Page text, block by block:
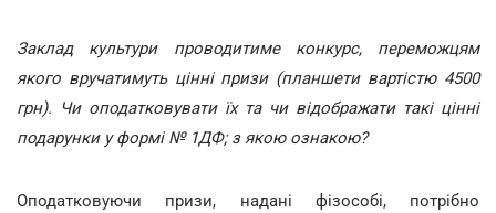
Заклад культури проводитиме конкурс, переможцям
якого вручатимуть цінні призи (планшети вартістю 4500
грн). Чи оподатковувати їх та чи відображати такі цінні
подарунки у формі № 1ДФ; з якою ознакою?
Оподатковуючи призи, надані фізособі, потрібно